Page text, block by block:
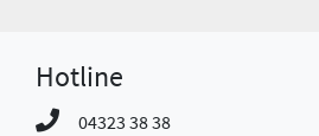
Hotline
04323 38 38